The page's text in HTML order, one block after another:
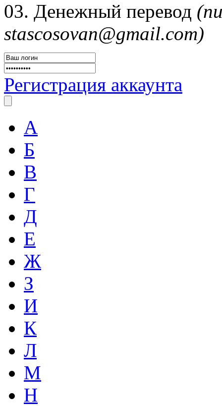
03. Денежный перевод
stascosovan@gmail.com)
Регистрация аккаунта
А
Б
В
Г
Д
Е
Ж
З
И
К
Л
М
Н